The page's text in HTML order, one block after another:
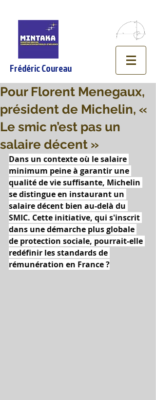
Frédéric Coureau
Pour Florent Menegaux,
président de Michelin, «
Le smic n’est pas un
salaire décent »
Dans un contexte où le salaire
minimum peine à garantir une
qualité de vie suffisante, Michelin
se distingue en instaurant un
salaire décent bien au-delà du
SMIC. Cette initiative, qui s'inscrit
dans une démarche plus globale
de protection sociale, pourrait-elle
redéfinir les standards de
rémunération en France ?